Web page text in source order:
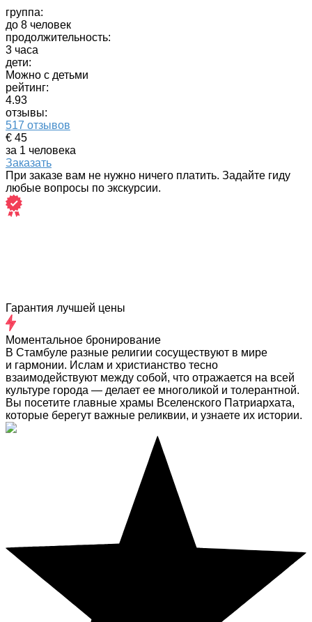
группа:
до 8 человек
продолжительность:
3 часа
дети:
Можно с детьми
рейтинг:
4.93
отзывы:
517 отзывов
€ 45
за 1 человека
Заказать
При заказе вам не нужно ничего платить. Задайте гиду
любые вопросы по экскурсии.
Гарантия лучшей цены
Моментальное бронирование
В Стамбуле разные религии сосуществуют в мире
и гармонии. Ислам и христианство тесно
взаимодействуют между собой, что отражается на всей
культуре города — делает ее многоликой и толерантной.
Вы посетите главные храмы Вселенского Патриархата,
которые берегут важные реликвии, и узнаете их истории.